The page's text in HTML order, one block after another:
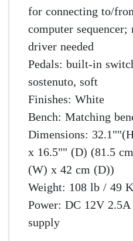
for connecting to/
computer
driver needed
Pedals: built-in
sostenuto, soft
Finishes: White
Bench: Matching
Dimensions:
x 16.5"" (D) (81.5
(W) x 42 cm (D))
Weight: 108 lb / 49
Power: DC 12V
supply